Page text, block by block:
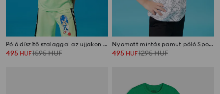
Póló díszítő szalaggal az ujjakon Sonic the Hedgehog
495 HUF1595HUF
Nyomott mintás pamut póló SpongeBob SquarePants
495 HUF1295HUF